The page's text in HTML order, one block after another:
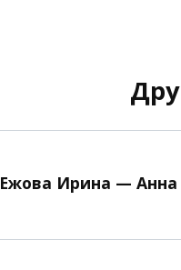
Ежова Ирина — Анна